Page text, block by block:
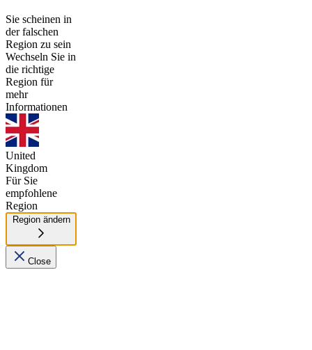
Sie scheinen in
der falschen
Region zu sein
Wechseln Sie in
die richtige
Region für
mehr
Informationen
United
Kingdom
Für Sie
empfohlene
Region
Region ändern
Close